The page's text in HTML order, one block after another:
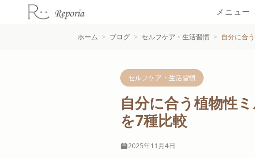
メニュー
ホーム > ブログ > セルフケア・生活習慣 > 自分に合
セルフケア・生活習慣
自分に合う植物性
を7種比較
2025年11月4日